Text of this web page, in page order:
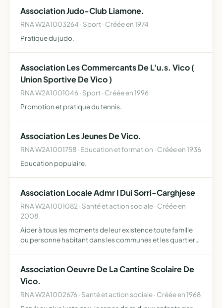
Association Judo-Club Liamone.
RNA W2A1003264 · Sport · Créée en 1974
Pratique du judo.
Association Les Commercants De L'u.s. Vico (
Union Sportive De Vico )
RNA W2A1001046 · Sport · Créée en 1996
Promotion et pratique du tennis.
Association Les Jeunes De Vico.
RNA W2A1001758 · Education et formation · Créée en 1936
Education populaire.
Association Locale Admr I Dui Sorri-Carghjese
RNA W2A1001082 · Santé et action sociale · Créée en
2008
Aider à tous les moments de leur existence toute famille
ou personne habitant dans les communes et les quartiers
Association Oeuvre De La Cantine Scolaire De
Vico.
RNA W2A1002676 · Santé et action sociale · Créée en 1968